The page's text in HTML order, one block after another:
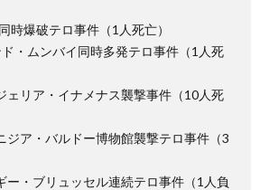
時爆破テロ事件（1人死亡）
・ムンバイ同時多発テロ事件（1人死
リア・イナメナス襲撃事件（10人死
ア・バルドー博物館襲撃テロ事件（3
・ブリュッセル連続テロ事件（1人負